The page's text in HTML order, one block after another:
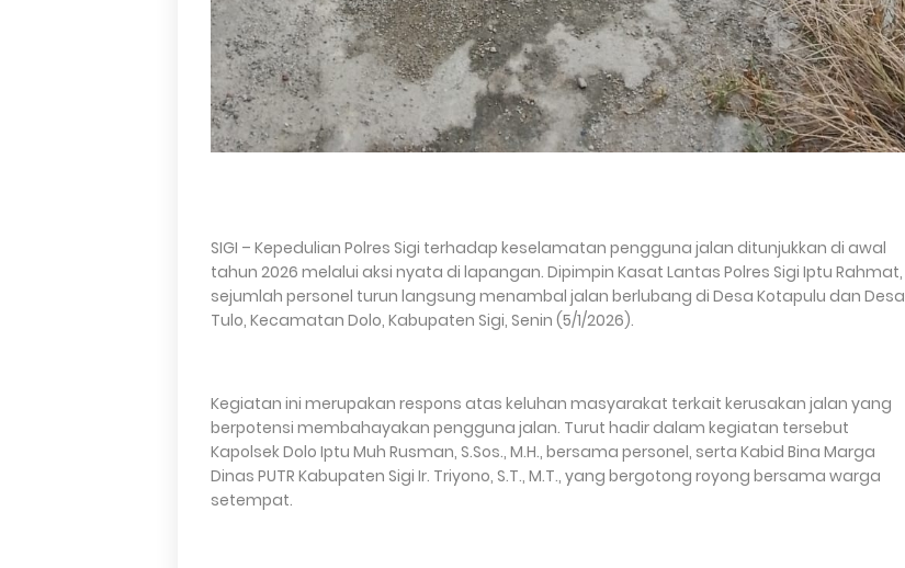
SIGI – Kepedulian Polres Sigi terhadap keselamatan pengguna jalan ditunjukkan di awal
tahun 2026 melalui aksi nyata di lapangan. Dipimpin Kasat Lantas Polres Sigi Iptu Rahmat,
sejumlah personel turun langsung menambal jalan berlubang di Desa Kotapulu dan Desa
Tulo, Kecamatan Dolo, Kabupaten Sigi, Senin (5/1/2026).
Kegiatan ini merupakan respons atas keluhan masyarakat terkait kerusakan jalan yang
berpotensi membahayakan pengguna jalan. Turut hadir dalam kegiatan tersebut
Kapolsek Dolo Iptu Muh Rusman, S.Sos., M.H., bersama personel, serta Kabid Bina Marga
Dinas PUTR Kabupaten Sigi Ir. Triyono, S.T., M.T., yang bergotong royong bersama warga
setempat.